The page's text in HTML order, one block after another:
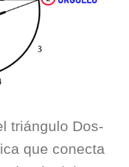
triángulo Dos-
que conecta